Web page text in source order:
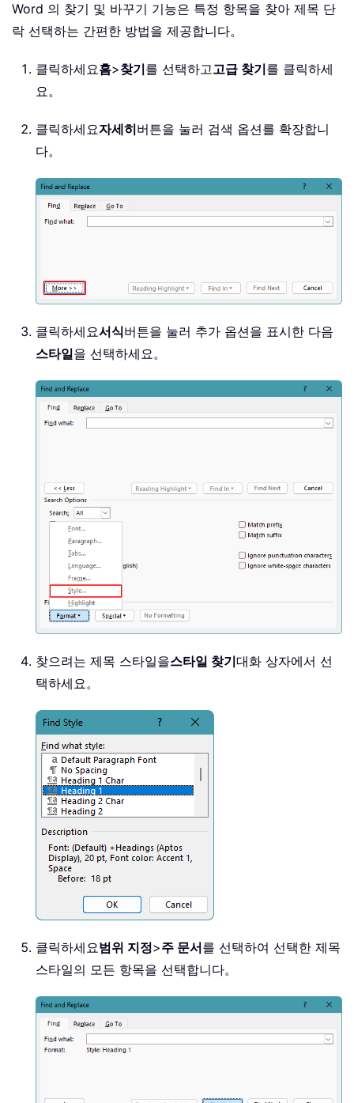
Word 의 찾기 및 바꾸기 기능은 특정 항목을 찾아 제목 단
락 선택하는 간편한 방법을 제공합니다。
클릭하세요홈>찾기를 선택하고고급 찾기를 클릭하세
요。
클릭하세요자세히버튼을 눌러 검색 옵션를 확장합니
다。
클릭하세요서식버튼을 눌러 추가 옵션을 표시한 다음
스타일을 선택하세요。
찾으려는 제목 스타일을스타일 찾기대화 상자에서 선
택하세요。
클릭하세요범위 지정>주 문서를 선택하여 선택한 제목
스타일의 모든 항목을 선택합니다。